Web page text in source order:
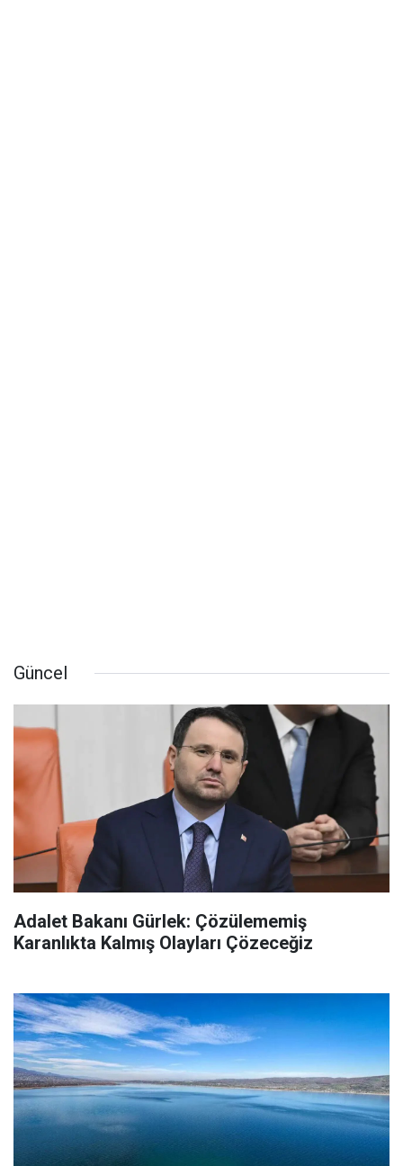
Güncel
Adalet Bakanı Gürlek: Çözülememiş
Karanlıkta Kalmış Olayları Çözeceğiz